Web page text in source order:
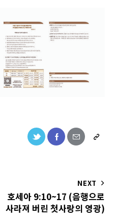
NEXT
호세아 9:10~17 (음행으로
사라져 버린 첫사랑의 영광)